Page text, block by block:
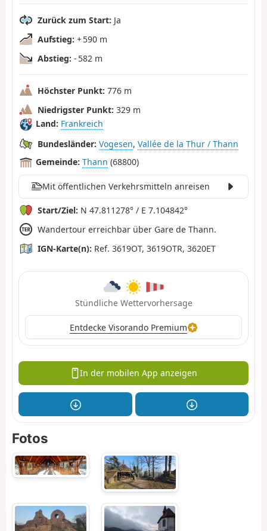
Zurück zum Start: Ja
Aufstieg: + 590 m
Abstieg: - 582 m
Höchster Punkt: 776 m
Niedrigster Punkt: 329 m
Land: Frankreich
Bundesländer: Vogesen, Vallée de la Thur / Thann
Gemeinde: Thann (68800)
Mit öffentlichen Verkehrsmitteln anreisen
Start/Ziel: N 47.811278° / E 7.104842°
Wandertour erreichbar über Gare de Thann.
IGN-Karte(n): Ref. 3619OT, 3619OTR, 3620ET
Stündliche Wettervorhersage
Entdecke Visorando Premium
In der mobilen App anzeigen
Fotos